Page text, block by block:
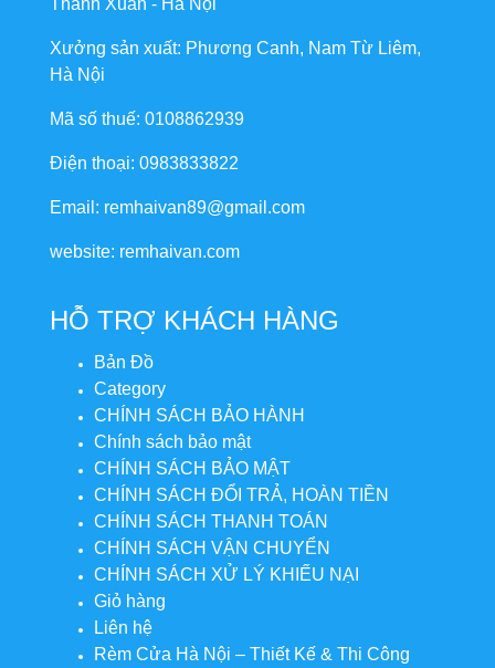
Xưởng sản xuất: Phương Canh, Nam Từ Liêm,
Hà Nội
Mã số thuế: 0108862939
Điện thoại: 0983833822
Email: remhaivan89@gmail.com
website: remhaivan.com
HỖ TRỢ KHÁCH HÀNG
Bản Đồ
Category
CHÍNH SÁCH BẢO HÀNH
Chính sách bảo mật
CHÍNH SÁCH BẢO MẬT
CHÍNH SÁCH ĐỔI TRẢ, HOÀN TIỀN
CHÍNH SÁCH THANH TOÁN
CHÍNH SÁCH VẬN CHUYỂN
CHÍNH SÁCH XỬ LÝ KHIẾU NẠI
Giỏ hàng
Liên hệ
Rèm Cửa Hà Nội – Thiết Kế & Thi Công